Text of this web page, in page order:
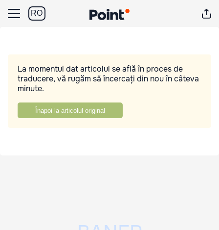
RO
La momentul dat articolul se află în proces de
traducere, vă rugăm să încercați din nou în câteva
minute.
Înapoi la articolul original